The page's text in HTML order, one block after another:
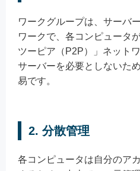
ワークグループは、サーバ
ワークで、各コンピュータ
ツーピア（P2P）」ネット
サーバーを必要としないた
易です。
2. 分散管理
各コンピュータは自分のア